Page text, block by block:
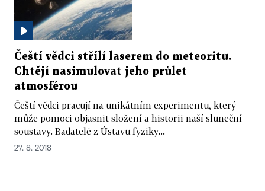
Čeští vědci střílí laserem do meteoritu.
Chtějí nasimulovat jeho průlet
atmosférou
Čeští vědci pracují na unikátním experimentu, který
může pomoci objasnit složení a historii naší sluneční
soustavy. Badatelé z Ústavu fyziky...
27. 8. 2018